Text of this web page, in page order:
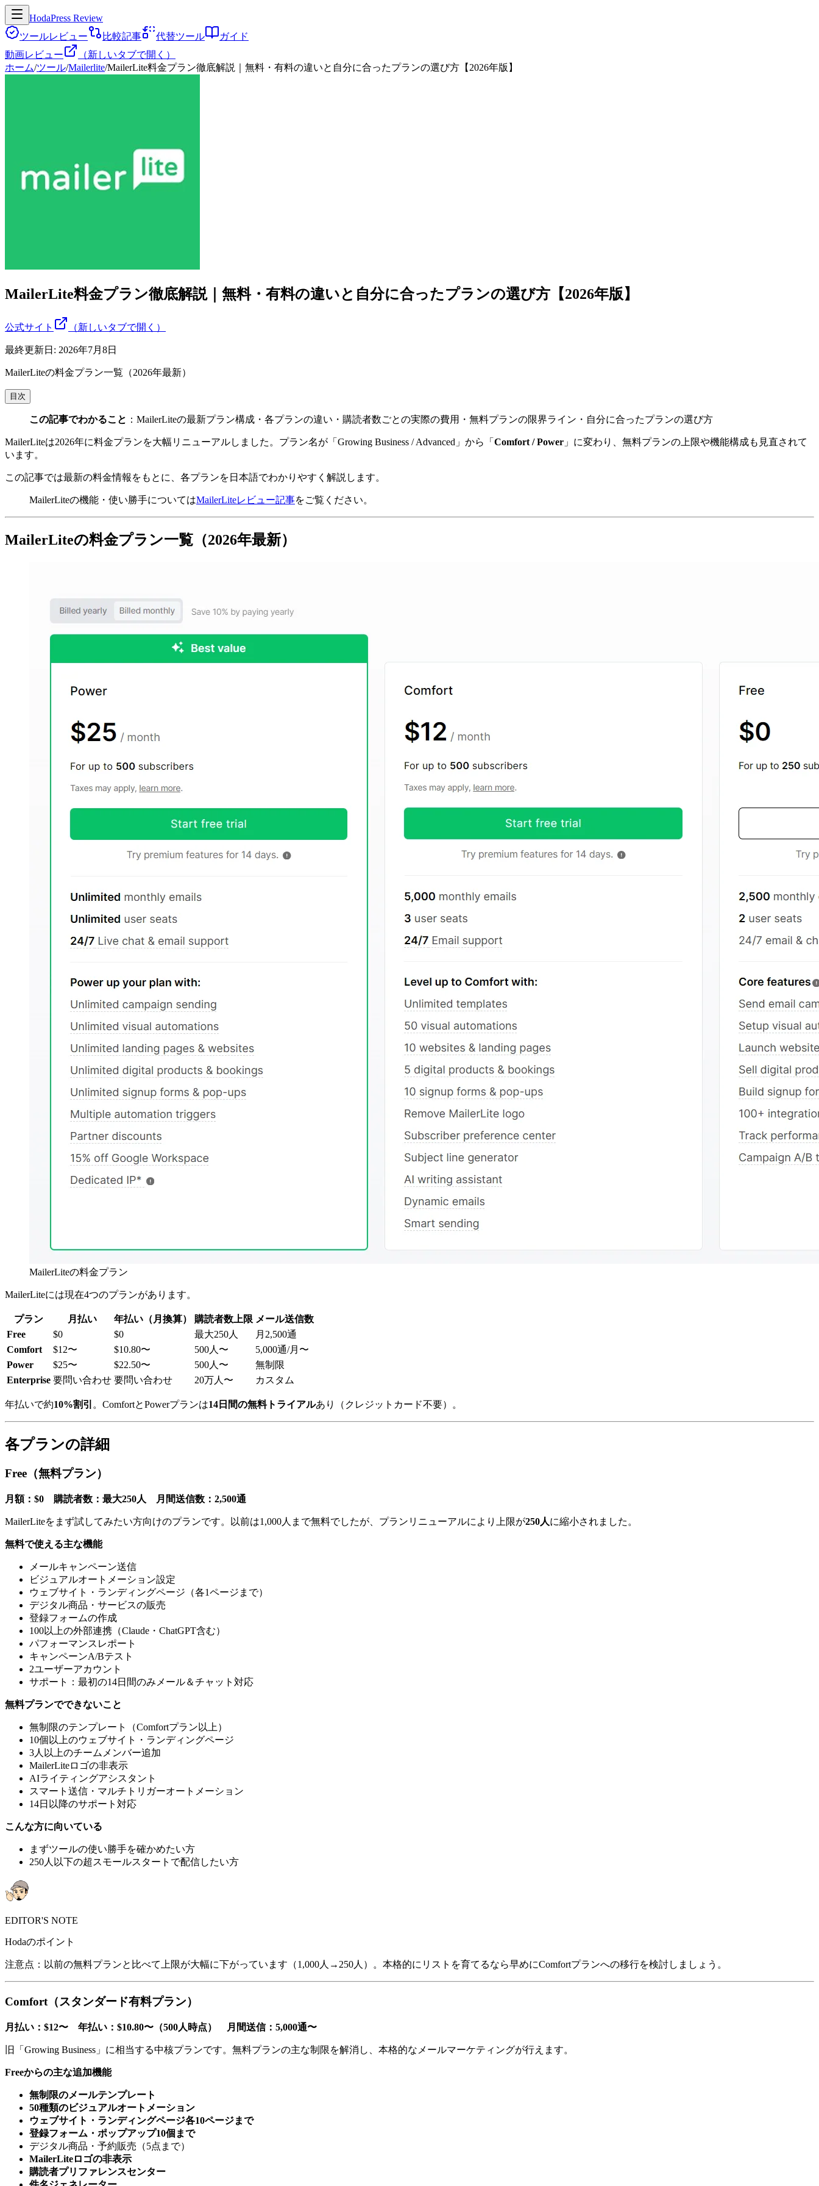
HodaPress Review
ツールレビュー
比較記事 代替ツール
ガイド
動画レビュー
（新しいタブで開く）
ホーム/ツール/Mailerlite/MailerLite料金プラン徹底解説｜無料・有料の違いと自分に合ったプランの選び方【2026年版】
MailerLite料金プラン徹底解説｜無料・有料の違いと自分に合ったプランの選び方【2026年版】
公式サイト （新しいタブで開く）
最終更新日: 2026年7月8日
MailerLiteの料金プラン一覧（2026年最新）
目次
この記事でわかること ：MailerLiteの最新プラン構成・各プランの違い・購読者数ごとの実際の費用・無料プランの限界ライン・自分に合ったプランの選び方
MailerLiteは2026年に料金プランを大幅リニューアルしました。プラン名が「Growing Business / Advanced」から「 Comfort / Power 」に変わり、無料プランの上限や機能構成も見直されて
います。
この記事では最新の料金情報をもとに、各プランを日本語でわかりやすく解説します。
MailerLiteの機能・使い勝手についてはMailerLiteレビュー記事をご覧ください。
MailerLiteの料金プラン一覧（2026年最新）
MailerLiteの料金プラン
MailerLiteには現在4つのプランがあります。
プラン 月払い 年払い（月換算） 購読者数上限 メール送信数
Free
$0 $0 最大250人
月2,500通
Comfort
$12〜 $10.80〜 500人〜
5,000通/月〜
Power
$25〜 $22.50〜 500人〜
無制限
Enterprise 要問い合わせ 要問い合わせ 20万人〜 カスタム
年払いで約10%割引 。ComfortとPowerプランは14日間の無料トライアルあり（クレジットカード不要）。
各プランの詳細
Free（無料プラン）
月額：$0 購読者数：最大250人 月間送信数：2,500通
MailerLiteをまず試してみたい方向けのプランです。以前は1,000人まで無料でしたが、プランリニューアルにより上限が250人に縮小されました。
無料で使える主な機能
メールキャンペーン送信
ビジュアルオートメーション設定
ウェブサイト・ランディングページ（各1ページまで）
デジタル商品・サービスの販売
登録フォームの作成
100以上の外部連携（Claude・ChatGPT含む）
パフォーマンスレポート
キャンペーンA/Bテスト
2ユーザーアカウント
サポート：最初の14日間のみメール＆チャット対応
無料プランでできないこと
無制限のテンプレート（Comfortプラン以上）
10個以上のウェブサイト・ランディングページ
3人以上のチームメンバー追加
MailerLiteロゴの非表示
AIライティングアシスタント
スマート送信・マルチトリガーオートメーション
14日以降のサポート対応
こんな方に向いている
まずツールの使い勝手を確かめたい方
250人以下の超スモールスタートで配信したい方
EDITOR'S NOTE
Hodaのポイント
注意点：以前の無料プランと比べて上限が大幅に下がっています（1,000人→250人）。本格的にリストを育てるなら早めにComfortプランへの移行を検討しましょう。
Comfort（スタンダード有料プラン）
月払い：$12〜 年払い：$10.80〜（500人時点） 月間送信：5,000通〜
旧「Growing Business」に相当する中核プランです。無料プランの主な制限を解消し、本格的なメールマーケティングが行えます。
Freeからの主な追加機能
無制限のメールテンプレート
50種類のビジュアルオートメーション
ウェブサイト・ランディングページ各10ページまで
登録フォーム・ポップアップ10個まで
デジタル商品・予約販売（5点まで）
MailerLiteロゴの非表示
購読者プリファレンスセンター